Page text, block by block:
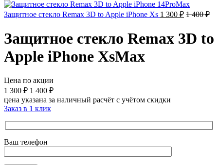
Защитное стекло Remax 3D to Apple iPhone Xs 1 300 ₽ 1 400₽
Защитное стекло Remax 3D to
Apple iPhone XsMax
Цена по акции
1 300 ₽ 1 400 ₽
цена указана за наличный расчёт с учётом скидки
Заказ в 1 клик
Ваш телефон